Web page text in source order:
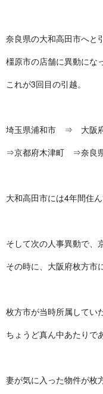
奈良県の大和高田市へと
橿原市の店舗に異動にな
これが3回目の引越。
埼玉県浦和市 ⇒ 大阪
⇒京都府木津町 ⇒奈良
大和高田市には4年間住
そして次の人事異動で、
その時に、大阪府枚方市
枚方市が当時所属してい
ちょうど真ん中あたりで
妻が気に入った物件が枚